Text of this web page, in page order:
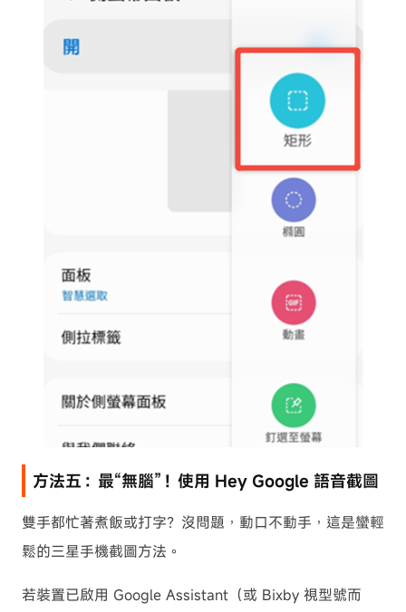
方法五：最“無腦”！使用 Hey Google 語音截圖
雙手都忙著煮飯或打字？沒問題，動口不動手，這是蠻輕
鬆的三星手機截圖方法。
若裝置已啟用 Google Assistant（或 Bixby 視型號而